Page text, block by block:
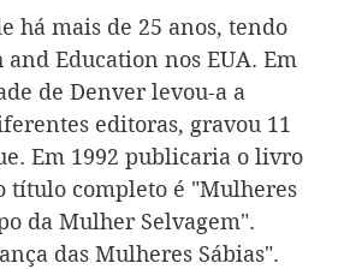
há mais de 25 anos, tendo
Education nos EUA. Em
de Denver levou-a a
editoras, gravou 11
Em 1992 publicaria o livro
título completo é "Mulheres
da Mulher Selvagem".
das Mulheres Sábias".